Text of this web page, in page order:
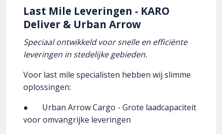
Last Mile Leveringen - KARO
Deliver & Urban Arrow
Speciaal ontwikkeld voor snelle en efficiënte
leveringen in stedelijke gebieden.
Voor last mile specialisten hebben wij slimme
oplossingen:
● Urban Arrow Cargo - Grote laadcapaciteit
voor omvangrijke leveringen